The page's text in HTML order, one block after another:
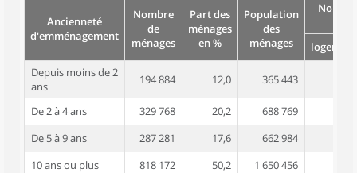
Ancienneté
d'emménagement
Nombre
de
ménages
Part des
ménages
en %
Population
des
ménages
logement
Depuis moins de 2
ans
194 884 12,0 365 443
De 2 à 4 ans 329 768 20,2 688 769
De 5 à 9 ans
287 281 17,6 662 984
10 ans ou plus
818 172 50,2 1 650 456